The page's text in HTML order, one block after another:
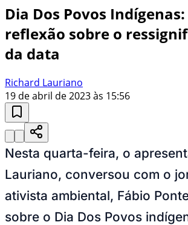
Dia Dos Povos
reflexão sobre o
da data
Richard Lauriano
19 de abril de 2023 às 15:56
Nesta quarta-feira, o
Lauriano, conversou com o
ativista ambiental, Fábio
sobre o Dia Dos Povos